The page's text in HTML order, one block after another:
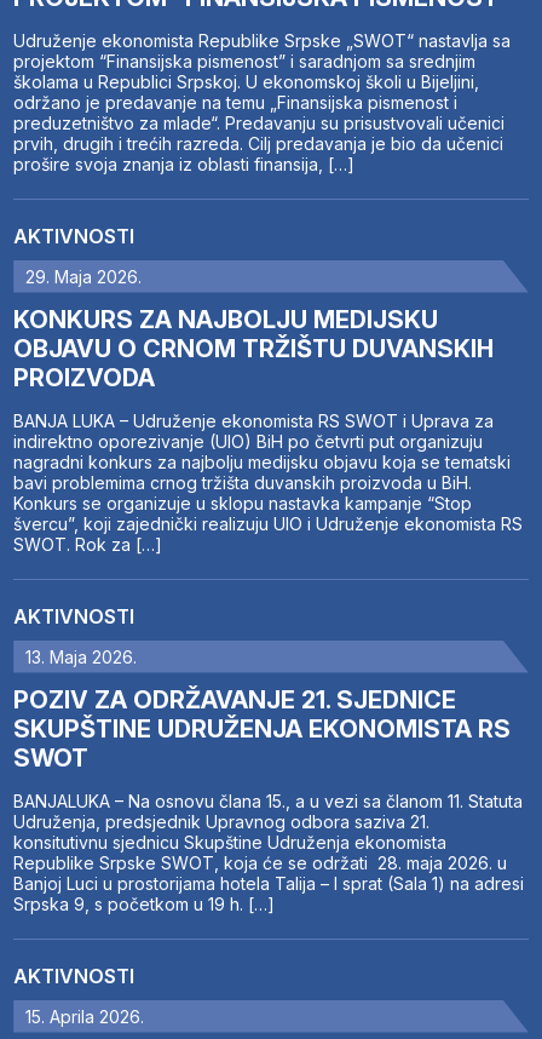
Udruženje ekonomista Republike Srpske „SWOT“ nastavlja sa
projektom “Finansijska pismenost” i saradnjom sa srednjim
školama u Republici Srpskoj. U ekonomskoj školi u Bijeljini,
održano je predavanje na temu „Finansijska pismenost i
preduzetništvo za mlade“. Predavanju su prisustvovali učenici
prvih, drugih i trećih razreda. Cilj predavanja je bio da učenici
prošire svoja znanja iz oblasti finansija, […]
AKTIVNOSTI
29. Maja 2026.
KONKURS ZA NAJBOLJU MEDIJSKU
OBJAVU O CRNOM TRŽIŠTU DUVANSKIH
PROIZVODA
BANJA LUKA – Udruženje ekonomista RS SWOT i Uprava za
indirektno oporezivanje (UIO) BiH po četvrti put organizuju
nagradni konkurs za najbolju medijsku objavu koja se tematski
bavi problemima crnog tržišta duvanskih proizvoda u BiH.
Konkurs se organizuje u sklopu nastavka kampanje “Stop
švercu”, koji zajednički realizuju UIO i Udruženje ekonomista RS
SWOT. Rok za […]
AKTIVNOSTI
13. Maja 2026.
POZIV ZA ODRŽAVANJE 21. SJEDNICE
SKUPŠTINE UDRUŽENJA EKONOMISTA RS
SWOT
BANJALUKA – Na osnovu člana 15., a u vezi sa članom 11. Statuta
Udruženja, predsjednik Upravnog odbora saziva 21.
konsitutivnu sjednicu Skupštine Udruženja ekonomista
Republike Srpske SWOT, koja će se održati 28. maja 2026. u
Banjoj Luci u prostorijama hotela Talija – I sprat (Sala 1) na adresi
Srpska 9, s početkom u 19 h. […]
AKTIVNOSTI
15. Aprila 2026.